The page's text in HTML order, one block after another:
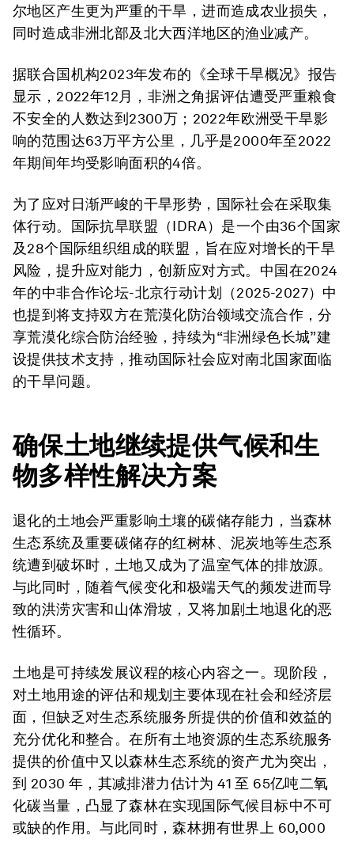
尔地区产生更为严重的干旱，进而造成农业损失，
同时造成非洲北部及北大西洋地区的渔业减产。
据联合国机构2023年发布的《全球干旱概况》报告
显示，2022年12月，非洲之角据评估遭受严重粮食
不安全的人数达到2300万；2022年欧洲受干旱影
响的范围达63万平方公里，几乎是2000年至2022
年期间年均受影响面积的4倍。
为了应对日渐严峻的干旱形势，国际社会在采取集
体行动。国际抗旱联盟（IDRA）是一个由36个国家
及28个国际组织组成的联盟，旨在应对增长的干旱
风险，提升应对能力，创新应对方式。中国在2024
年的中非合作论坛-北京行动计划（2025-2027）中
也提到将支持双方在荒漠化防治领域交流合作，分
享荒漠化综合防治经验，持续为“非洲绿色长城”建
设提供技术支持，推动国际社会应对南北国家面临
的干旱问题。
确保土地继续提供气候和生
物多样性解决方案
退化的土地会严重影响土壤的碳储存能力，当森林
生态系统及重要碳储存的红树林、泥炭地等生态系
统遭到破坏时，土地又成为了温室气体的排放源。
与此同时，随着气候变化和极端天气的频发进而导
致的洪涝灾害和山体滑坡，又将加剧土地退化的恶
性循环。
土地是可持续发展议程的核心内容之一。现阶段，
对土地用途的评估和规划主要体现在社会和经济层
面，但缺乏对生态系统服务所提供的价值和效益的
充分优化和整合。在所有土地资源的生态系统服务
提供的价值中又以森林生态系统的资产尤为突出，
到 2030 年，其减排潜力估计为 41 至 65亿吨二氧
化碳当量，凸显了森林在实现国际气候目标中不可
或缺的作用。与此同时，森林拥有世界上 60,000